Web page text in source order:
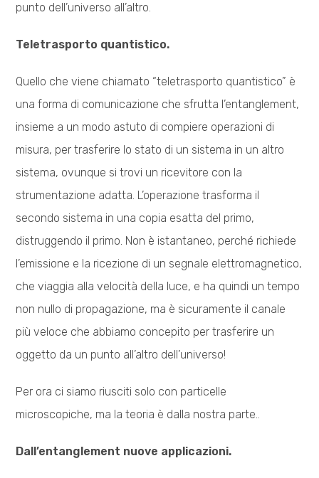
punto dell’universo all’altro.
Teletrasporto quantistico.
Quello che viene chiamato “teletrasporto quantistico” è
una forma di comunicazione che sfrutta l’entanglement,
insieme a un modo astuto di compiere operazioni di
misura, per trasferire lo stato di un sistema in un altro
sistema, ovunque si trovi un ricevitore con la
strumentazione adatta. L’operazione trasforma il
secondo sistema in una copia esatta del primo,
distruggendo il primo. Non è istantaneo, perché richiede
l’emissione e la ricezione di un segnale elettromagnetico,
che viaggia alla velocità della luce, e ha quindi un tempo
non nullo di propagazione, ma è sicuramente il canale
più veloce che abbiamo concepito per trasferire un
oggetto da un punto all’altro dell’universo!
Per ora ci siamo riusciti solo con particelle
microscopiche, ma la teoria è dalla nostra parte..
Dall’entanglement nuove applicazioni.